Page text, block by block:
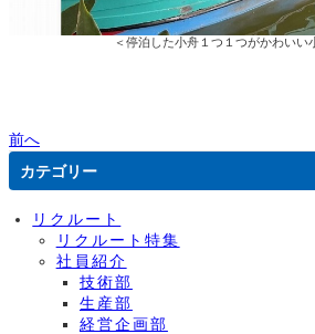
＜停泊した小舟１つ１つがかわいい
前へ
カテゴリー
リクルート
リクルート特集
社員紹介
技術部
生産部
経営企画部